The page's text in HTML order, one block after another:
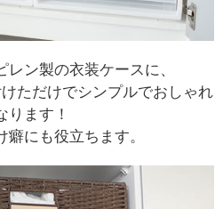
ン製の衣装ケースに、
ただけでシンプルでおしゃれ
ります！
癖にも役立ちます。